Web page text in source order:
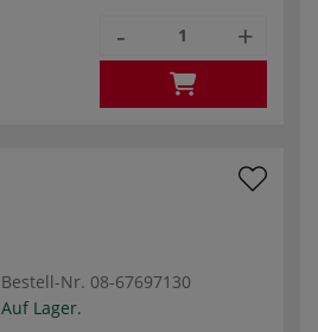
- +
Bestell-Nr. 08-67697130
Auf Lager.